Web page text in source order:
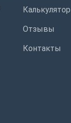
Калькулятор
Отзывы
Контакты